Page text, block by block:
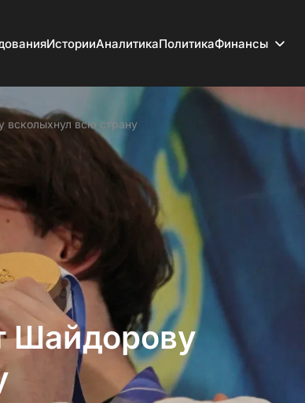
ИсторииАналитикаПолитикаФинансы
всколыхнул всю страну
Шайдорову